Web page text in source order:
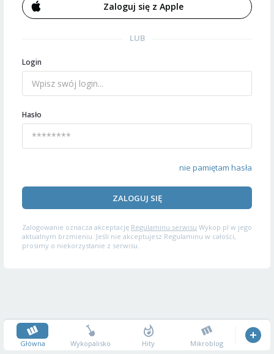
Zaloguj się z Apple
LUB
Login
Hasło
nie pamiętam hasła
ZALOGUJ SIĘ
Zalogowanie oznacza akceptację Regulaminu serwisu Wykop.pl w jego
aktualnym brzmieniu. Jeśli nie akceptujesz Regulaminu w całości,
prosimy o niekorzystanie z serwisu.
Główna Wykopalisko Hity Mikroblog